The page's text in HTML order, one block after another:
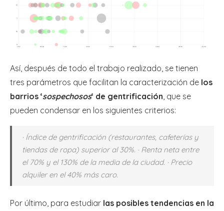
Así, después de todo el trabajo realizado, se tienen
tres parámetros que facilitan la caracterización de los
barrios ‘sospechosos‘ de gentrificación , que se
pueden condensar en los siguientes criterios:
· Índice de gentrificación (restaurantes, cafeterías y
tiendas de ropa) superior al 30%. · Renta neta entre
el 70% y el 130% de la media de la ciudad. · Precio
alquiler en el 40% más caro.
Por último, para estudiar las posibles tendencias en la